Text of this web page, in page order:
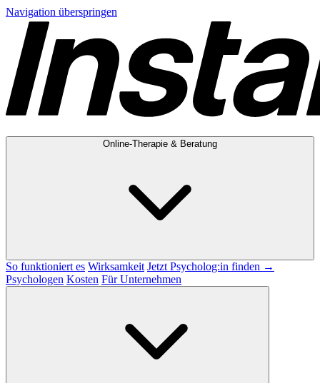
Navigation überspringen
Online-Therapie & Beratung
So funktioniert es Wirksamkeit Jetzt Psycholog:in finden →
Psychologen Kosten Für Unternehmen